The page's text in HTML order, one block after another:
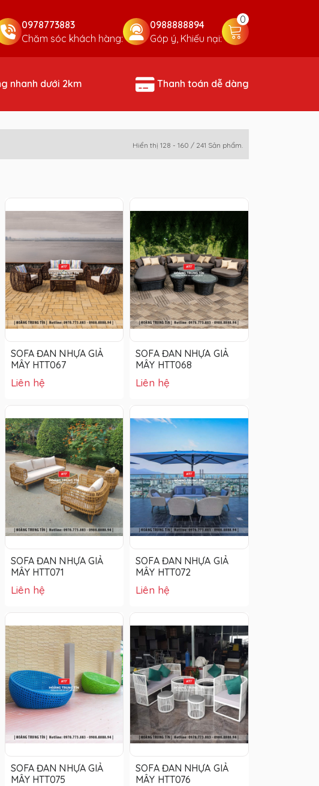
0978773883
Chăm sóc khách hàng:
0988888894
Góp ý, Khiếu nại:
0
nhanh dưới 2km Thanh toán dễ dàng
Hiển thị 128 - 160 / 241 Sản phẩm.
SOFA ĐAN NHỰA GIẢ
MÂY HTT067
Liên hệ
SOFA ĐAN NHỰA GIẢ
MÂY HTT068
Liên hệ
SOFA ĐAN NHỰA GIẢ
MÂY HTT071
Liên hệ
SOFA ĐAN NHỰA GIẢ
MÂY HTT072
Liên hệ
SOFA ĐAN NHỰA GIẢ
MÂY HTT075
SOFA ĐAN NHỰA GIẢ
MÂY HTT076